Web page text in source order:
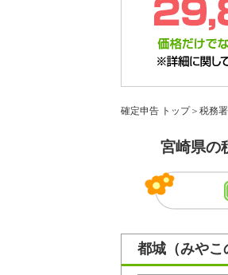
確定申告 トップ＞ 税務署
宮崎県の
都城（みやこ